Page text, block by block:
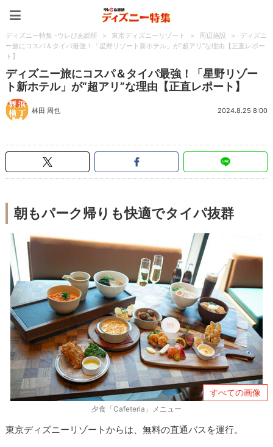
ディズニー特集 -ウレぴあ総研 > 東京ディズニーリゾート > 周辺施設 >
ディズニ
ー旅にコスパ＆タイパ最強！「星野リゾート新ホテル」が“超アリ”な理由【正直レポー
ト】
ディズニー旅にコスパ＆タイパ最強！「星野リゾー
ト新ホテル」が“超アリ”な理由【正直レポート】
林田 周也 2024.8.25 8:00
朝もパーク帰りも快適でタイパ抜群
すべての画像
夕食「Cafeteria」メニュー
東京ディズニーリゾートからは、無料の直通バスを運行。